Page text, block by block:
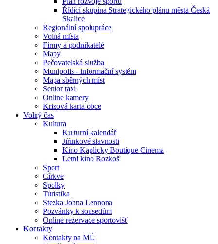
Řídící skupina Strategického plánu města Česká
Skalice
Regionální spolupráce
Volná místa
Firmy a podnikatelé
Mapy
Pečovatelská služba
Munipolis - informační systém
Mapa sběrných míst
Senior taxi
Online kamery
Krizová karta obce
Volný čas
Kultura
Kulturní kalendář
Jiřinkové slavnosti
Kino Kaplicky Boutique Cinema
Letní kino Rozkoš
Sport
Církve
Spolky
Turistika
Stezka Johna Lennona
Pozvánky k sousedům
Online rezervace sportovišť
Kontakty
Kontakty na MÚ